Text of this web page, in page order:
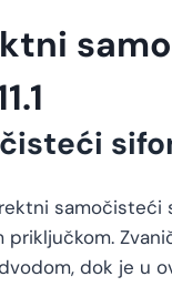
samočisteći
priključkom.
dok je u